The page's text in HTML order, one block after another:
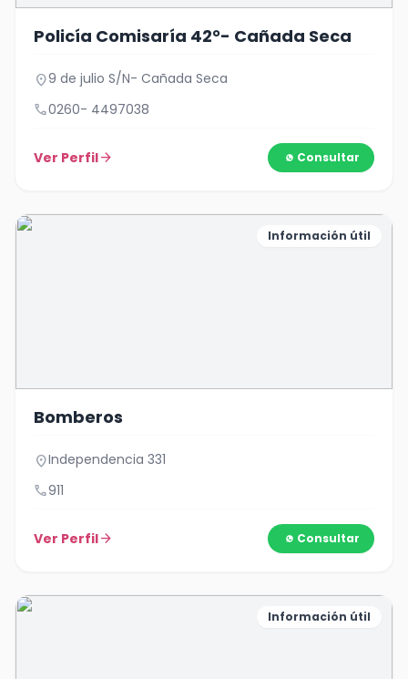
Policía Comisaría 42°- Cañada Seca
location_on9 de julio S/N- Cañada Seca
call0260- 4497038
Ver Perfilarrow_forward Consultar
Información útil
Bomberos
location_onIndependencia 331
call911
Ver Perfilarrow_forward Consultar
Información útil